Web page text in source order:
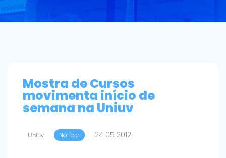
Mostra de Cursos
movimenta início de
semana na Uniuv
Uniuv Notícia 24 05 2012